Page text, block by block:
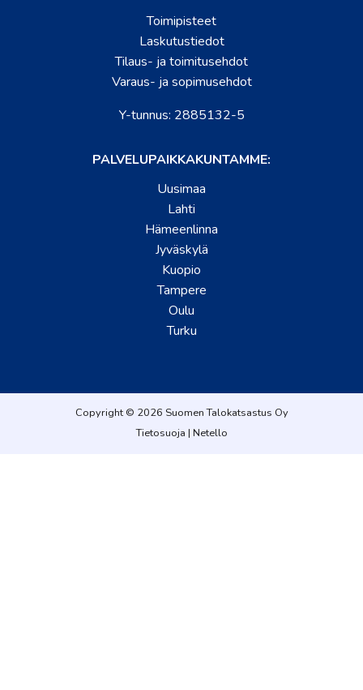
Toimipisteet
Laskutustiedot
Tilaus- ja toimitusehdot
Varaus- ja sopimusehdot
Y-tunnus: 2885132-5
PALVELUPAIKKAKUNTAMME:
Uusimaa
Lahti
Hämeenlinna
Jyväskylä
Kuopio
Tampere
Oulu
Turku
Copyright © 2026 Suomen Talokatsastus Oy
Tietosuoja | Netello